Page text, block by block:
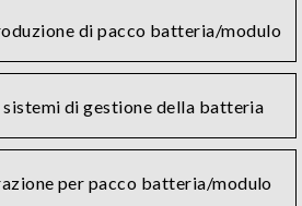
di pacco batteria/modulo
sistemi di gestione della batteria
per pacco batteria/modulo